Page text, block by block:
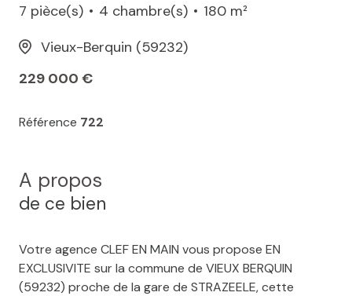
7 pièce(s)
4 chambre(s)
180 m²
Vieux-Berquin (59232)
229 000 €
Référence 722
A propos
de ce bien
Votre agence CLEF EN MAIN vous propose EN
EXCLUSIVITE sur la commune de VIEUX BERQUIN
(59232) proche de la gare de STRAZEELE, cette